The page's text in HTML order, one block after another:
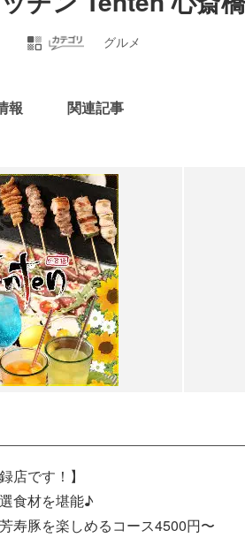
グルメ
報 関連記事
店です！】
食材を堪能♪
寿豚を楽しめるコース4500円〜